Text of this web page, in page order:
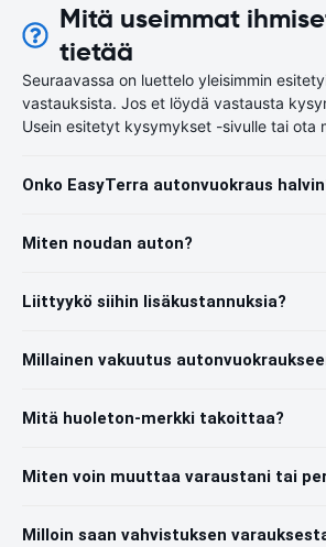
Mitä useimmat
tietää
Seuraavassa on luettelo yleisimmin
vastauksista. Jos et löydä vastausta
Usein esitetyt kysymykset -sivulle tai ota
Onko EasyTerra autonvuokraus
Miten noudan auton?
Liittyykö siihin lisäkustannuksia?
Millainen vakuutus
Mitä huoleton-merkki takoittaa?
Miten voin muuttaa varaustani tai
Milloin saan vahvistuksen